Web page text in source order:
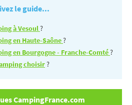
le guide...
à Vesoul?
en Haute-Saône?
en Bourgogne - Franche-Comté?
choisir?
CampingFrance.com